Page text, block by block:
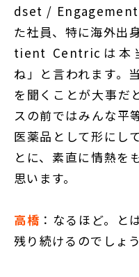
dset / Engagement
た社員、特に海外出
tient Centricは本
ね」と言われます。
を聞くことが大事だ
スの前ではみんな平
医薬品として形にし
とに、素直に情熱を
思います。
高橋 ：なるほど。と
残り続けるのでしょう